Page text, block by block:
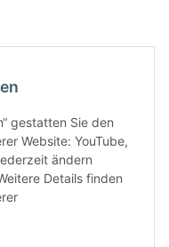
Ladengeschäft in Hütten:
gestatten Sie den
Website: YouTube,
ändern
Details finden